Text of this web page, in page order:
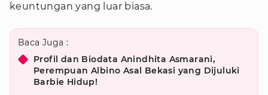
keuntungan yang luar biasa.
Baca Juga :
Profil dan Biodata Anindhita Asmarani,
Perempuan Albino Asal Bekasi yang Dijuluki
Barbie Hidup!